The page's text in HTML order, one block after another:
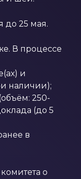
до 25 мая.
В процессе
и
наличии);
250-
(до 5
в
о